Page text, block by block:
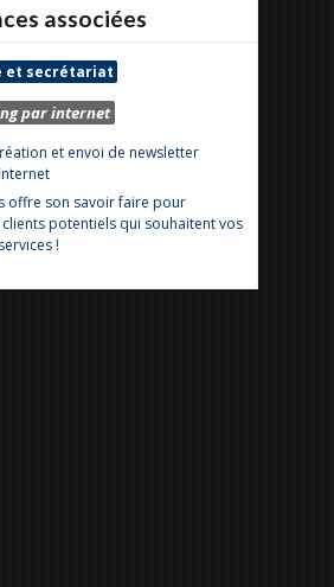
associées
et secrétariat
par internet
et envoi de newsletter
offre son savoir faire pour
potentiels qui souhaitent vos
!